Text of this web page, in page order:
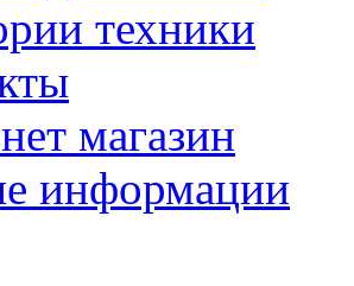
техники
магазин
информации